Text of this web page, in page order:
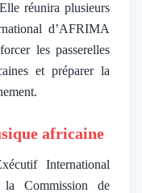
réunira plusieurs
d’AFRIMA
les passerelles
et préparer la
africaine
International
Commission de